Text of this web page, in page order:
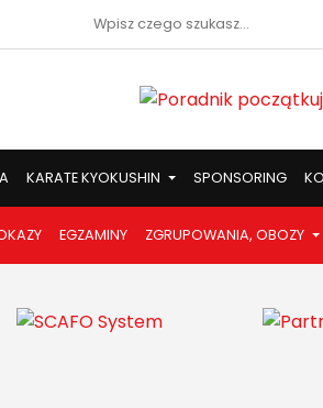
Szukaj:
KARATE KYOKUSHIN SPONSORING
EGZAMINY ZGRUPOWANIA, OBOZY